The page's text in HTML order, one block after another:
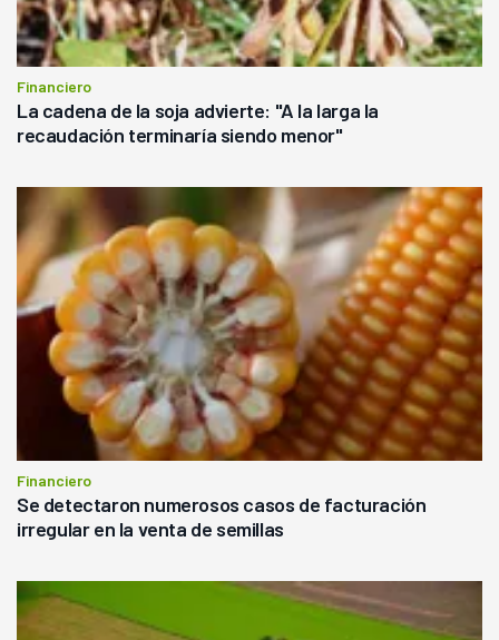
Financiero
La cadena de la soja advierte: "A la larga la
recaudación terminaría siendo menor"
Financiero
Se detectaron numerosos casos de facturación
irregular en la venta de semillas